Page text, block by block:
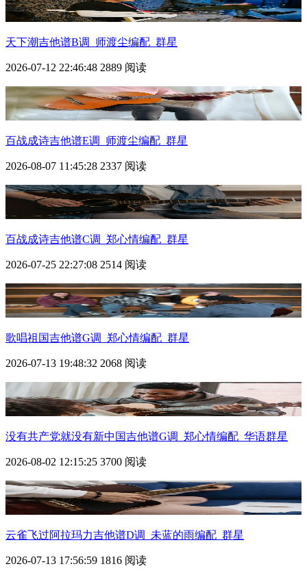
天下潮吉他谱B调_师渡尘编配_群星
2026-07-12 22:46:48 2889 阅读
百战成诗吉他谱E调_师渡尘编配_群星
2026-08-07 11:45:28 2337 阅读
百战成诗吉他谱C调_郑心情编配_群星
2026-07-25 22:27:08 2514 阅读
歌唱祖国吉他谱G调_郑心情编配_群星
2026-07-13 19:48:32 2068 阅读
没有共产党就没有新中国吉他谱G调_郑心情编配_华语群星
2026-08-02 12:15:25 3700 阅读
云雀飞过阿拉玛力吉他谱D调_未蓝的雨编配_群星
2026-07-13 17:56:59 1816 阅读